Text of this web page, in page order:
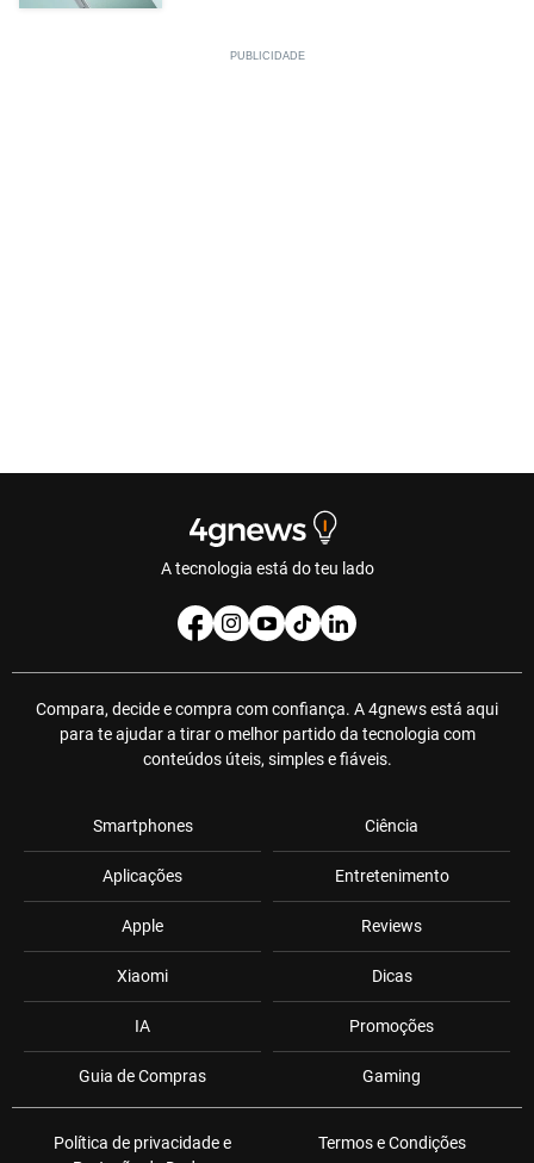
A tecnologia está do teu lado
Compara, decide e compra com confiança. A 4gnews está aqui
para te ajudar a tirar o melhor partido da tecnologia com
conteúdos úteis, simples e fiáveis.
Smartphones
Aplicações
Apple
Xiaomi
IA
Guia de Compras
Ciência
Entretenimento
Reviews
Dicas
Promoções
Gaming
Política de privacidade e
Termos e Condições